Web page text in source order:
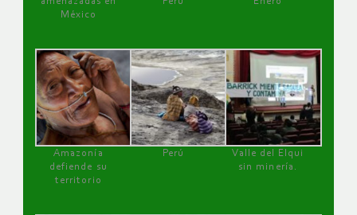
México
Amazonía
defiende su
territorio
Perú
Valle del Elqui
sin minería.